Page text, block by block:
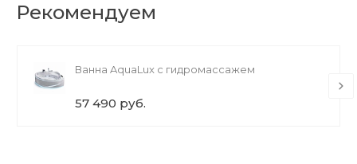
Рекомендуем
Ванна AquaLux с гидромассажем
57 490 руб.